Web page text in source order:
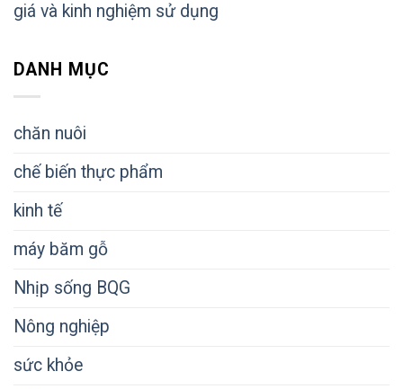
giá và kinh nghiệm sử dụng
DANH MỤC
chăn nuôi
chế biến thực phẩm
kinh tế
máy băm gỗ
Nhịp sống BQG
Nông nghiệp
sức khỏe